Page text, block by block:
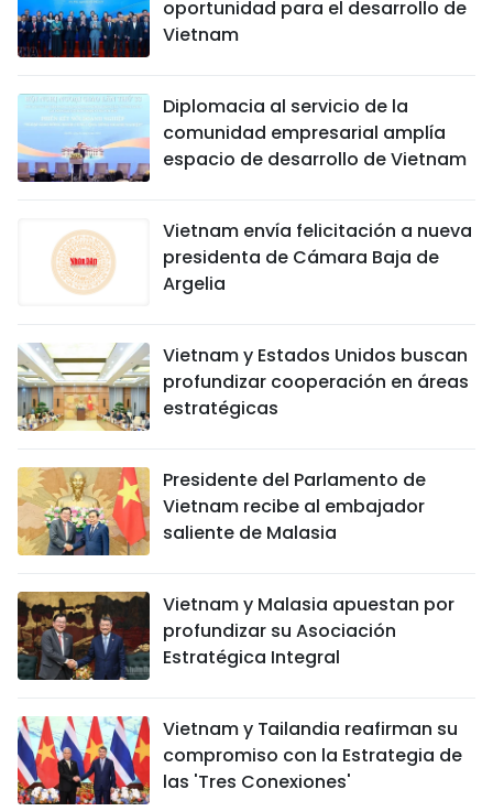
oportunidad para el desarrollo de
Vietnam
Diplomacia al servicio de la
comunidad empresarial amplía
espacio de desarrollo de Vietnam
Vietnam envía felicitación a nueva
presidenta de Cámara Baja de
Argelia
Vietnam y Estados Unidos buscan
profundizar cooperación en áreas
estratégicas
Presidente del Parlamento de
Vietnam recibe al embajador
saliente de Malasia
Vietnam y Malasia apuestan por
profundizar su Asociación
Estratégica Integral
Vietnam y Tailandia reafirman su
compromiso con la Estrategia de
las 'Tres Conexiones'